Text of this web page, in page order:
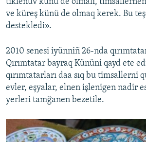
tiklenüv künü de olmalı,
ve küreş künü de olmaq kerek. Bu
destekledi».
2010 senesi iyünniñ 26-nda
Qırımtatar bayraq Kününi qayd ete
qırımtatarları daa sıq bu timsallerni
evler, eşyalar, elnen işlenigen nadir
yerleri tamğanen bezetile.